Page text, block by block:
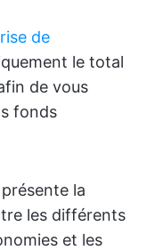
de
le total
de vous
fonds
la
les différents
et les